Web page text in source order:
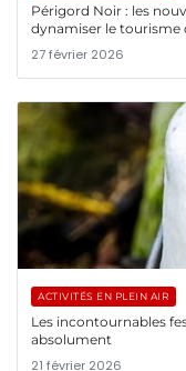
Périgord Noir : les
dynamiser le tourisme
27 février 2026
ACTIVITÉS EN PLEIN AIR
Les incontournables
absolument
21 février 2026